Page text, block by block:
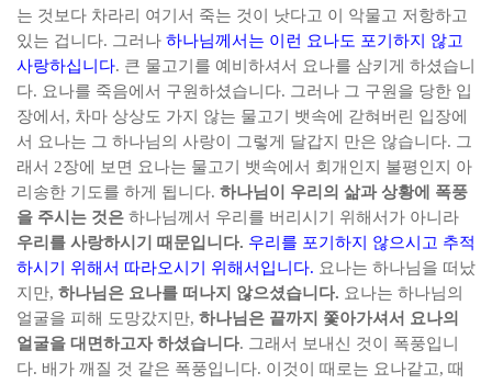
는 것보다 차라리 여기서 죽는 것이 낫다고 이 악물고 저항하고
있는 겁니다. 그러나 하나님께서는 이런 요나도 포기하지 않고
사랑하십니다. 큰 물고기를 예비하셔서 요나를 삼키게 하셨습니
다. 요나를 죽음에서 구원하셨습니다. 그러나 그 구원을 당한 입
장에서 , 차마 상상도 가지 않는 물고기 뱃속에 갇혀버린 입장에
서 요나는 그 하나님의 사랑이 그렇게 달갑지 만은 않습니다. 그
래서 2장에 보면 요나는 물고기 뱃속에서 회개인지 불평인지 아
리송한 기도를 하게 됩니다. 하나님이 우리의 삶과 상황에 폭풍
을 주시는 것은 하나님께서 우리를 버리시기 위해서가 아니라
우리를 사랑하시기 때문입니다. 우리를 포기하지 않으시고 추적
하시기 위해서 따라오시기 위해서입니다. 요나는 하나님을 떠났
지만, 하나님은 요나를 떠나지 않으셨습니다. 요나는 하나님의
얼굴을 피해 도망갔지만, 하나님은 끝까지 쫓아가셔서 요나의
얼굴을 대면하고자 하셨습니다. 그래서 보내신 것이 폭풍입니
다. 배가 깨질 것 같은 폭풍입니다. 이것이 때로는 요나같고, 때